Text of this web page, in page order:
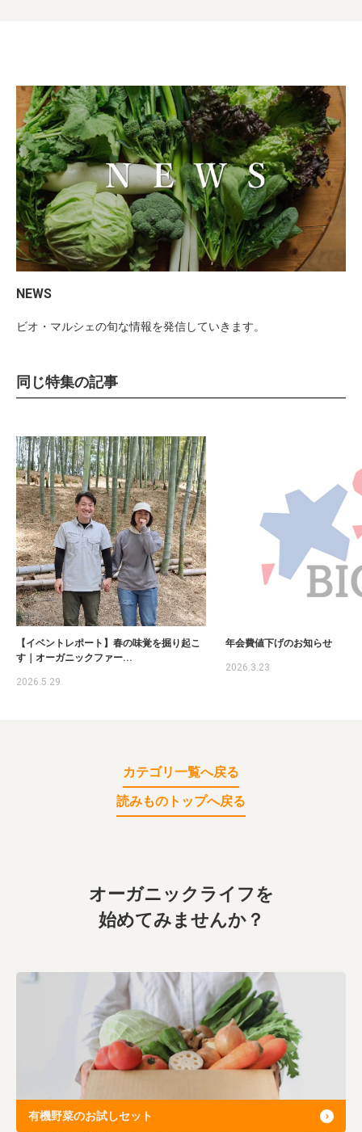
NEWS
ビオ・マルシェの旬な情報を発信していきます。
同じ特集の記事
【イベントレポート】春の味覚を掘り起こ
す｜オーガニックファー...
2026.5.29
年会費値下げのお知らせ
2026.3.23
カテゴリ一覧へ戻る
読みものトップへ戻る
オーガニックライフを
始めてみませんか？
有機野菜のお試しセット